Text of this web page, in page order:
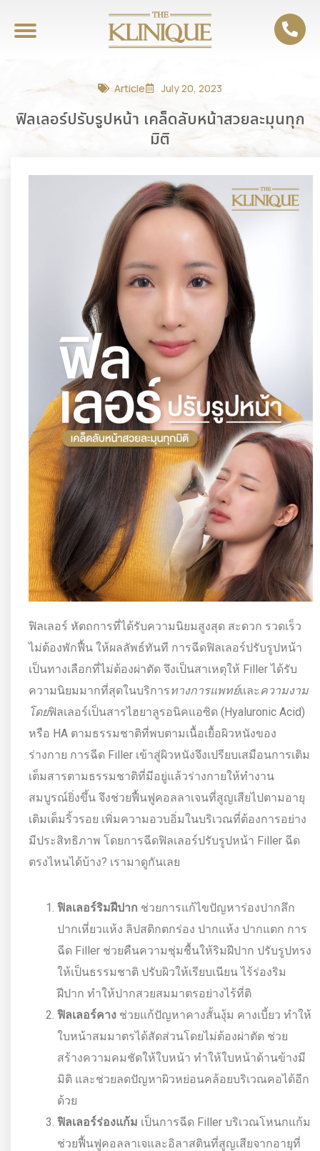
Article July 20, 2023
ฟิลเลอร์ปรับรูปหน้า เคล็ดลับหน้าสวยละมุนทุก
มิติ
ฟิลเลอร์ หัตถการที่ได้รับความนิยมสูงสุด สะดวก รวดเร็ว
ไม่ต้องพักฟื้น ให้ผลลัพธ์ทันที การฉีดฟิลเลอร์ปรับรูปหน้า
เป็นทางเลือกที่ไม่ต้องผ่าตัด จึงเป็นสาเหตุให้ Filler ได้รับ
ความนิยมมากที่สุดในบริการทางการแพทย์และ ความงาม
โดยฟิลเลอร์เป็นสารไฮยาลูรอนิคแอซิด (Hyaluronic Acid)
หรือ HA ตามธรรมชาติที่พบตามเนื้อเยื้อผิวหนังของ
ร่างกาย การฉีด Filler เข้าสู่ผิวหนังจึงเปรียบเสมือนการเติม
เต็มสารตามธรรมชาติที่มีอยู่แล้วร่างกายให้ทำงาน
สมบูรณ์ยิ่งขึ้น จึงช่วยฟื้นฟูคอลลาเจนที่สูญเสียไปตามอายุ
เติมเต็มริ้วรอย เพิ่มความอวบอิ่มในบริเวณที่ต้องการอย่าง
มีประสิทธิภาพ โดยการฉีดฟิลเลอร์ปรับรูปหน้า Filler ฉีด
ตรงไหนได้บ้าง? เรามาดูกันเลย
ฟิลเลอร์ริมฝีปาก ช่วยการแก้ไขปัญหาร่องปากลึก
ปากเหี่ยวแห้ง ลิปสติกตกร่อง ปากแห้ง ปากแตก การ
ฉีด Filler ช่วยคืนความชุ่มชื้นให้ริมฝีปาก ปรับรูปทรง
ให้เป็นธรรมชาติ ปรับผิวให้เรียบเนียน ไร้ร่องริม
ฝีปาก ทำให้ปากสวยสมมาตรอย่างไร้ที่ติ
ฟิลเลอร์คาง ช่วยแก้ปัญหาคางสั้นงุ้ม คางเบี้ยว ทำให้
ใบหน้าสมมาตรได้สัดส่วนโดยไม่ต้องผ่าตัด ช่วย
สร้างความคมชัดให้ใบหน้า ทำให้ใบหน้าด้านข้างมี
มิติ และช่วยลดปัญหาผิวหย่อนคล้อยบริเวณคอได้อีก
ด้วย
ฟิลเลอร์ร่องแก้ม เป็นการฉีด Filler บริเวณโหนกแก้ม
ช่วยฟื้นฟูคอลลาเจและอิลาสตินที่สูญเสียจากอายุที่